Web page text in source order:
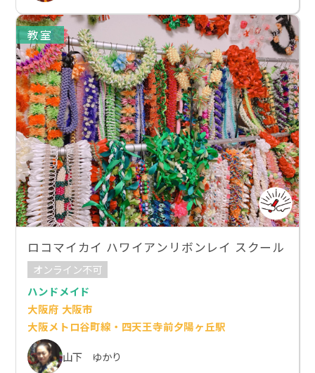
教室
ロコマイカイ ハワイアンリボンレイ スクール
オンライン不可
ハンドメイド
大阪府 大阪市
大阪メトロ谷町線・四天王寺前夕陽ヶ丘駅
山下 ゆかり